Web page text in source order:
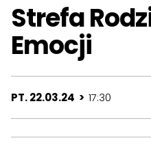
Strefa
Emocji
PT. 22.03.24 > 17:30